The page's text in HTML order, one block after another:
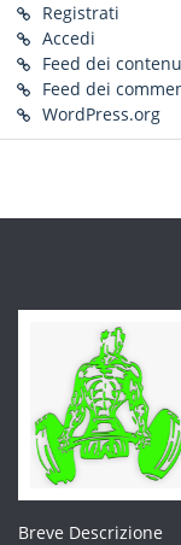
Registrati
Accedi
Feed dei
Feed dei
WordPress.org
Breve Descrizione